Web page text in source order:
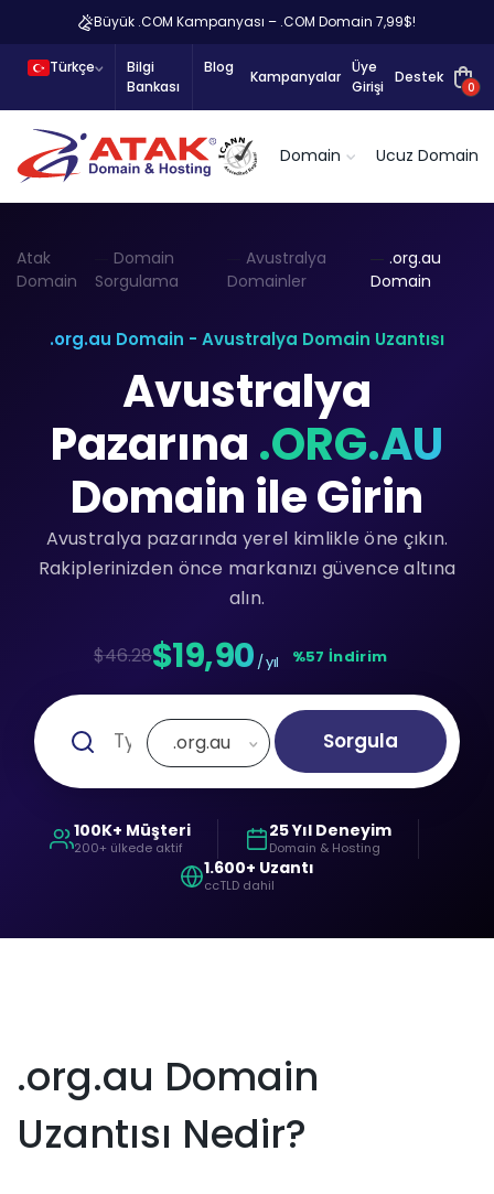
Büyük .COM Kampanyası – .COM Domain 7,99$!
Türkçe
Bilgi
Bankası
Blog
Kampanyalar
Üye
Girişi
Destek
0
Domain Ucuz Domain
Atak
Domain
Domain
Sorgulama
Avustralya
Domainler
.org.au
Domain
.org.au Domain - Avustralya Domain Uzantısı
Avustralya
Pazarına .ORG.AU
Domain ile Girin
Avustralya pazarında yerel kimlikle öne çıkın.
Rakiplerinizden önce markanızı güvence altına
alın.
$46.28$19,90 / yıl %57 İndirim
.org.au Sorgula
100K+ Müşteri
200+ ülkede aktif
25 Yıl Deneyim
Domain & Hosting
1.600+ Uzantı
ccTLD dahil
.org.au Domain
Uzantısı Nedir?